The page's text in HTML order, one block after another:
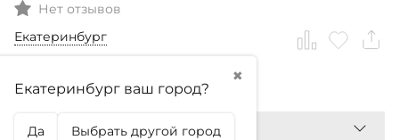
Нет отзывов
Екатеринбург
✖
Екатеринбург ваш город?
Да Выбрать другой город
2 180,99₽